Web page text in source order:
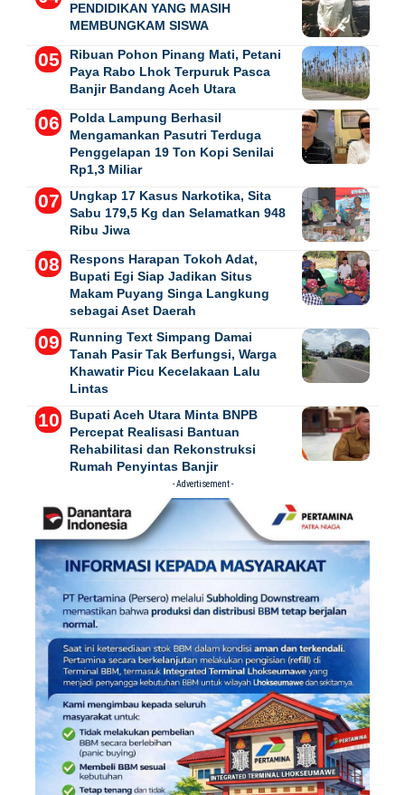
PENDIDIKAN YANG MASIH
MEMBUNGKAM SISWA
Ribuan Pohon Pinang Mati, Petani
Paya Rabo Lhok Terpuruk Pasca
Banjir Bandang Aceh Utara
Polda Lampung Berhasil
Mengamankan Pasutri Terduga
Penggelapan 19 Ton Kopi Senilai
Rp1,3 Miliar
Ungkap 17 Kasus Narkotika, Sita
Sabu 179,5 Kg dan Selamatkan 948
Ribu Jiwa
Respons Harapan Tokoh Adat,
Bupati Egi Siap Jadikan Situs
Makam Puyang Singa Langkung
sebagai Aset Daerah
Running Text Simpang Damai
Tanah Pasir Tak Berfungsi, Warga
Khawatir Picu Kecelakaan Lalu
Lintas
Bupati Aceh Utara Minta BNPB
Percepat Realisasi Bantuan
Rehabilitasi dan Rekonstruksi
Rumah Penyintas Banjir
- Advertisement -